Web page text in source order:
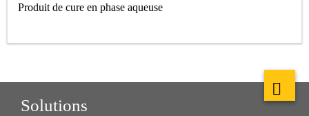
Produit de cure en phase aqueuse
Solutions